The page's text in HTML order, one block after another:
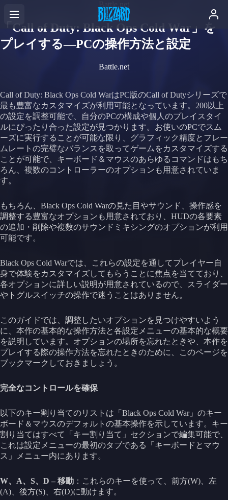
「Call of Duty: Black Ops Cold War」を
プレイする—PCの操作方法と設定
Battle.net
Call of Duty: Black Ops Cold WarはPC版のCall of Dutyシリーズで
最も豊富なカスタマイズが利用可能となっています。200以上
の設定を調整可能で、自分のPCの構成や個人のプレイスタイ
ルにぴったり合った設定が見つかります。お使いのPCでスム
ーズに実行することが可能な限り、グラフィック精度とフレー
ムレートの完璧なバランスを取ってゲームをカスタマイズする
ことが可能で、キーボード＆マウスのあらゆるコマンドはもち
ろん、複数のコントローラーのオプションも用意されていま
す。
もちろん、Black Ops Cold Warの見た目やサウンド、操作感を
調整する豊富なオプションも用意されており、HUDの各要素
の追加・削除や複数のサウンドミキシングのオプションが利用
可能です。
Black Ops Cold Warでは、これらの設定を通してプレイヤー自
身で体験をカスタマイズしてもらうことに焦点を当てており、
各オプションに詳しい説明が用意されているので、スライダー
やトグルスイッチの操作で迷うことはありません。
このガイドでは、調整したいオプションを見つけやすいよう
に、本作の基本的な操作方法と各設定メニューの基本的な概要
を説明しています。オプションの場所を忘れたときや、本作を
プレイする際の操作方法を忘れたときのために、このページを
ブックマークしておきましょう。
完全なコントロールを確保
以下のキー割り当てのリストは「Black Ops Cold War」のキー
ボード＆マウスのデフォルトの基本操作を示しています。キー
割り当てはすべて「キー割り当て」セクションで編集可能で、
これは設定メニューの最初のタブである「キーボードとマウ
ス」メニュー内にあります。
W、A、S、D – 移動 ：これらのキーを使って、前方(W)、左
(A)、後方(S)、右(D)に動けます。